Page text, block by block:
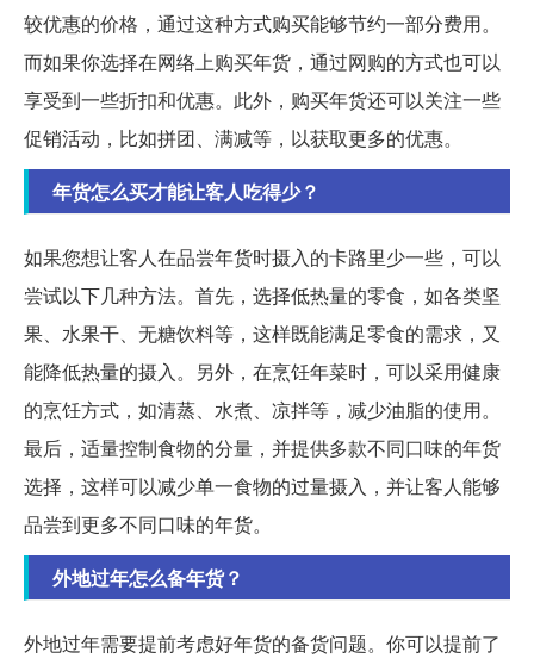
较优惠的价格，通过这种方式购买能够节约一部分费用。
而如果你选择在网络上购买年货，通过网购的方式也可以
享受到一些折扣和优惠。此外，购买年货还可以关注一些
促销活动，比如拼团、满减等，以获取更多的优惠。
年货怎么买才能让客人吃得少？
如果您想让客人在品尝年货时摄入的卡路里少一些，可以
尝试以下几种方法。首先，选择低热量的零食，如各类坚
果、水果干、无糖饮料等，这样既能满足零食的需求，又
能降低热量的摄入。另外，在烹饪年菜时，可以采用健康
的烹饪方式，如清蒸、水煮、凉拌等，减少油脂的使用。
最后，适量控制食物的分量，并提供多款不同口味的年货
选择，这样可以减少单一食物的过量摄入，并让客人能够
品尝到更多不同口味的年货。
外地过年怎么备年货？
外地过年需要提前考虑好年货的备货问题。你可以提前了